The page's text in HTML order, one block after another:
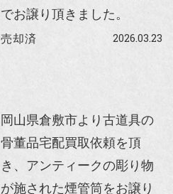
でお譲り頂きました。
売却済 2026.03.23
岡山県倉敷市より古道具の
骨董品宅配買取依頼を頂
き、アンティークの彫り物
が施された煙管筒をお譲り